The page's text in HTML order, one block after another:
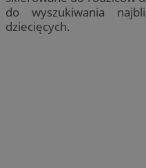
do wyszukiwania
dziecięcych.